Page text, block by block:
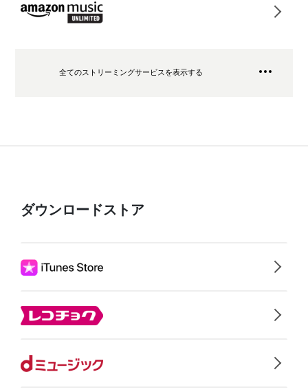
全てのストリーミングサービスを表示する
ダウンロードストア